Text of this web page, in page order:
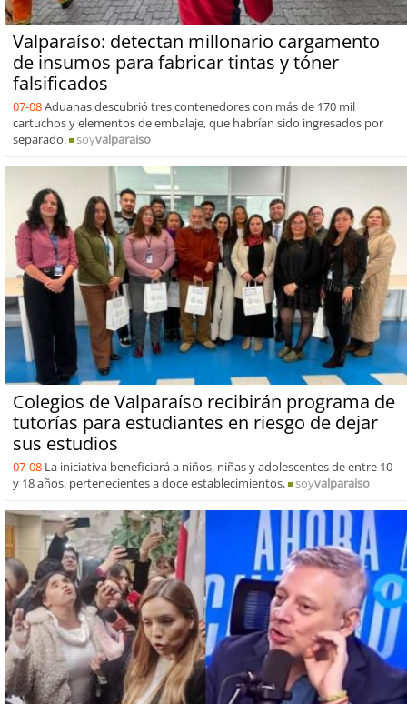
Valparaíso: detectan millonario cargamento
de insumos para fabricar tintas y tóner
falsificados
07-08Aduanas descubrió tres contenedores con más de 170 mil
cartuchos y elementos de embalaje, que habrían sido ingresados por
separado.
soyvalparaiso
Colegios de Valparaíso recibirán programa de
tutorías para estudiantes en riesgo de dejar
sus estudios
07-08 La iniciativa beneficiará a niños, niñas y adolescentes de entre 10
y 18 años, pertenecientes a doce establecimientos.
soyvalparaiso